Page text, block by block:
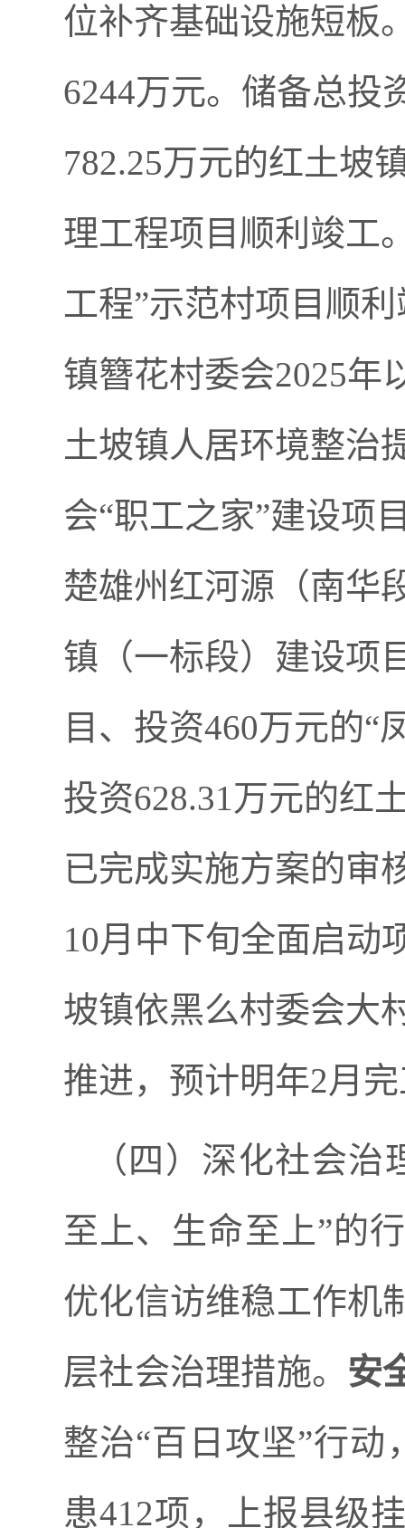
位补齐基础设施短板
6244万元。储备总投
782.25万元的红土坡
理工程项目顺利竣工
工程”示范村项目 顺
镇簪花村委会2025年
土坡镇人居环境整治
会“职工之家”建设项
楚雄州红河源（南华
镇（一标段）建设项
目、投资460万元的“
投资628.31万元的红
已完成实施方案的审
10月中下旬全面启动
坡镇依黑么村委会大
推进，预计明年2月
（四）深化社会
至上、生命至上”的
优化信访维稳工作机
层社会治理措施。 安
整治“百日攻坚”行动
患412项，上报县级